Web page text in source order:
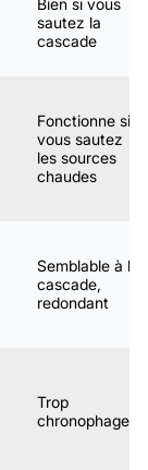
sautez la
cascade
Fonctionne si
vous sautez
les sources
chaudes
Semblable à la
cascade,
redondant
Trop
chronophage